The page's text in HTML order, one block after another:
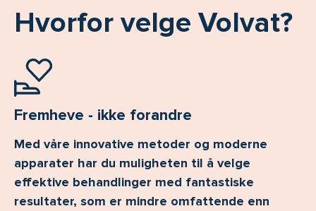
Hvorfor velge Volvat?
Fremheve - ikke forandre
Med våre innovative metoder og moderne
apparater har du muligheten til å velge
effektive behandlinger med fantastiske
resultater, som er mindre omfattende enn